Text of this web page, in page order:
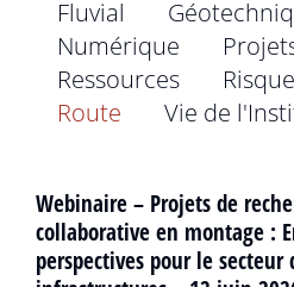
Fluvial
Numérique
Ressources
Route
Vie de
Webinaire – Projets de
collaborative en montage :
perspectives pour le secteur